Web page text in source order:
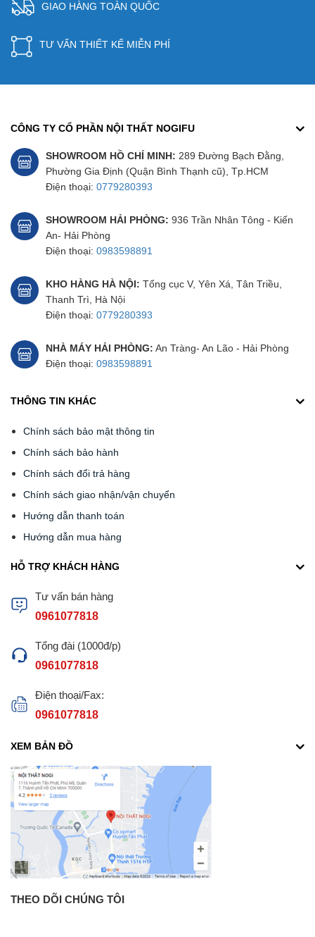
GIAO HÀNG TOÀN QUỐC
TƯ VẤN THIẾT KẾ MIỄN PHÍ
CÔNG TY CỔ PHẦN NỘI THẤT NOGIFU
SHOWROOM HỒ CHÍ MINH: 289 Đường Bạch Đằng,
Phường Gia Định (Quận Bình Thạnh cũ), Tp.HCM
Điện thoại: 0779280393
SHOWROOM HẢI PHÒNG: 936 Trần Nhân Tông - Kiến
An- Hải Phòng
Điện thoại: 0983598891
KHO HÀNG HÀ NỘI: Tổng cục V, Yên Xá, Tân Triều,
Thanh Trì, Hà Nội
Điện thoại: 0779280393
NHÀ MÁY HẢI PHÒNG: An Tràng- An Lão - Hải Phòng
Điện thoại: 0983598891
THÔNG TIN KHÁC
Chính sách bảo mật thông tin
Chính sách bảo hành
Chính sách đổi trả hàng
Chính sách giao nhận/vận chuyển
Hướng dẫn thanh toán
Hướng dẫn mua hàng
HỖ TRỢ KHÁCH HÀNG
Tư vấn bán hàng
0961077818
Tổng đài (1000đ/p)
0961077818
Điện thoại/Fax:
0961077818
XEM BẢN ĐỒ
THEO DÕI CHÚNG TÔI